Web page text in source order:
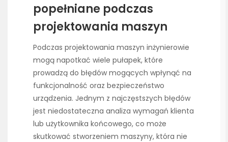
popełniane podczas
projektowania maszyn
Podczas projektowania maszyn inżynierowie
mogą napotkać wiele pułapek, które
prowadzą do błędów mogących wpłynąć na
funkcjonalność oraz bezpieczeństwo
urządzenia. Jednym z najczęstszych błędów
jest niedostateczna analiza wymagań klienta
lub użytkownika końcowego, co może
skutkować stworzeniem maszyny, która nie